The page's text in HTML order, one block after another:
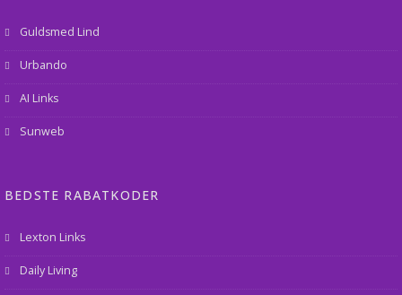
Guldsmed Lind
Urbando
AI Links
Sunweb
BEDSTE RABATKODER
Lexton Links
Daily Living